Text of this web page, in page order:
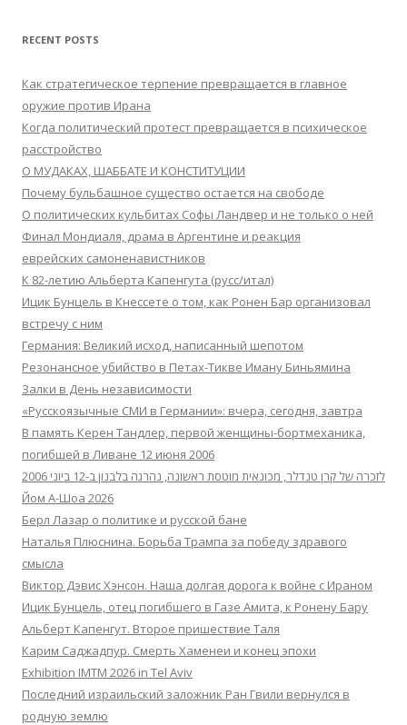
RECENT POSTS
Как стратегическое терпение превращается в главное
оружие против Ирана
Когда политический протест превращается в психическое
расстройство
О МУДАКАХ, ШАББАТЕ И КОНСТИТУЦИИ
Почему бульбашное существо остается на свободе
О политических кульбитах Софы Ландвер и не только о ней
Финал Мондиаля, драма в Аргентине и реакция
еврейских самоненавистников
К 82-летию Альберта Капенгута (русс/итал)
Ицик Бунцель в Кнессете о том, как Ронен Бар организовал
встречу с ним
Германия: Великий исход, написанный шепотом
Резонансное убийство в Петах-Тикве Иману Биньямина
Залки в День независимости
«Русскоязычные СМИ в Германии»: вчера, сегодня, завтра
В память Керен Тандлер, первой женщины-бортмеханика,
погибшей в Ливане 12 июня 2006
לזכרה של קרן טנדלר, מכונאית מוטסת ראשונה, נהרגה בלבנון ב-12 ביוני 2006
Йом А-Шоа 2026
Берл Лазар о политике и русской бане
Наталья Плюснина. Борьба Трампа за победу здравого
смысла
Виктор Дэвис Хэнсон. Наша долгая дорога к войне с Ираном
Ицик Бунцель, отец погибшего в Газе Амита, к Ронену Бару
Альберт Капенгут. Второе пришествие Таля
Карим Саджадпур. Смерть Хаменеи и конец эпохи
Exhibition IMTM 2026 in Tel Aviv
Последний израильский заложник Ран Гвили вернулся в
родную землю